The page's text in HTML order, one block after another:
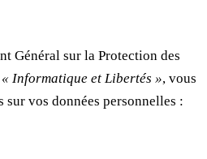
Général sur la Protection des
« Informatique et Libertés », vous
vos données personnelles :